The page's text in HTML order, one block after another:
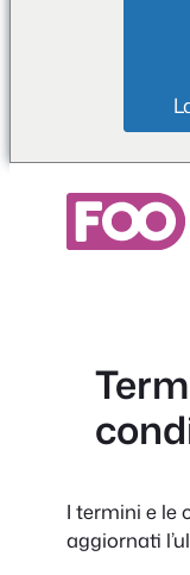
contenuto
I termini e le
aggiornati